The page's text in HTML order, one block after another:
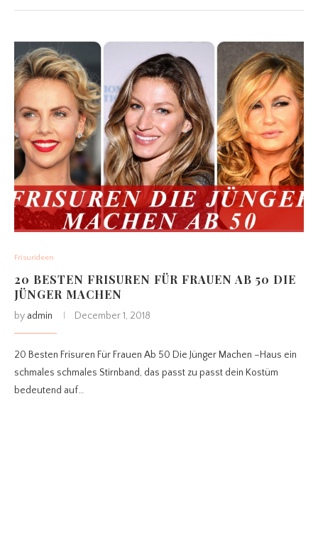
Frisurideen
20 BESTEN FRISUREN FÜR FRAUEN AB 50 DIE
JÜNGER MACHEN
by admin December 1, 2018
20 Besten Frisuren Für Frauen Ab 50 Die Jünger Machen –Haus ein
schmales schmales Stirnband, das passt zu passt dein Kostüm
bedeutend auf…